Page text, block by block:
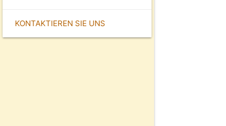
KONTAKTIEREN SIE UNS